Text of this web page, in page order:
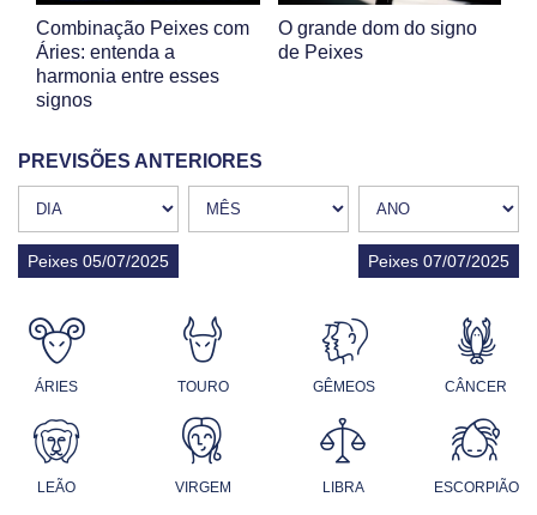
Combinação Peixes com
Áries: entenda a
harmonia entre esses
signos
O grande dom do signo
de Peixes
PREVISÕES ANTERIORES
Peixes 05/07/2025 Peixes 07/07/2025
ÁRIES TOURO GÊMEOS CÂNCER
LEÃO VIRGEM LIBRA ESCORPIÃO